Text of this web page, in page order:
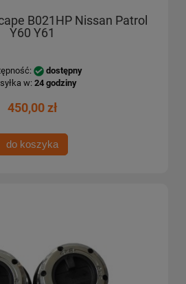
B021HP Nissan Patrol
Y60 Y61
dostępny
w: 24 godziny
450,00 zł
do koszyka